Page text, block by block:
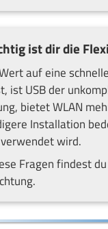
ist dir die
auf eine
ist USB der
bietet WLAN
Installation
wird.
Fragen findest